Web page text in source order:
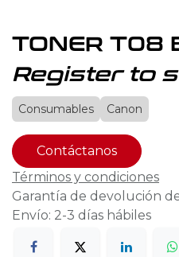
TONER T08
Register to
Consumables Canon
Contáctanos
Términos y condiciones
Garantía de devolución
Envío: 2-3 días hábiles